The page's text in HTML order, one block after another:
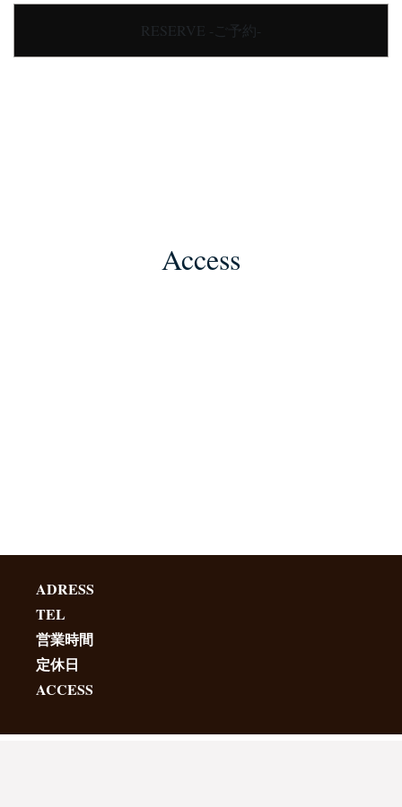
RESERVE -ご予約-
Access
ADRESS
TEL
営業時間
定休日
ACCESS